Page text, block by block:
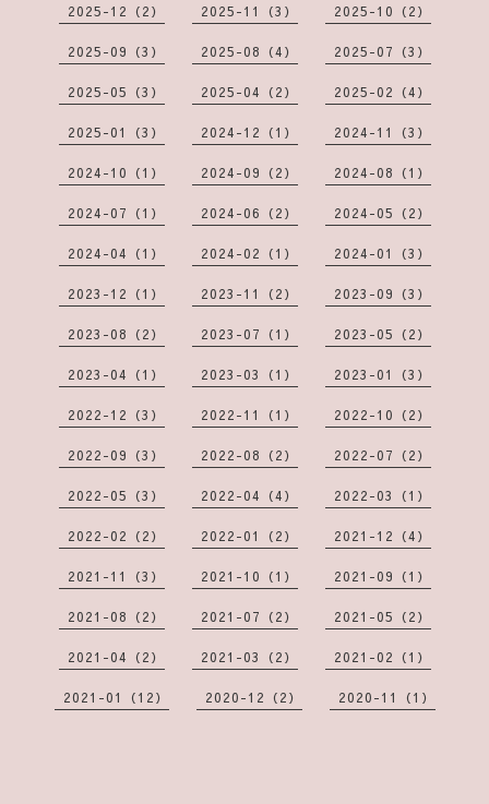
2025-12（2） 2025-11（3） 2025-10（2）
2025-09（3） 2025-08（4） 2025-07（3）
2025-05（3） 2025-04（2） 2025-02（4）
2025-01（3） 2024-12（1） 2024-11（3）
2024-10（1） 2024-09（2） 2024-08（1）
2024-07（1） 2024-06（2） 2024-05（2）
2024-04（1） 2024-02（1） 2024-01（3）
2023-12（1） 2023-11（2） 2023-09（3）
2023-08（2） 2023-07（1） 2023-05（2）
2023-04（1） 2023-03（1） 2023-01（3）
2022-12（3） 2022-11（1） 2022-10（2）
2022-09（3） 2022-08（2） 2022-07（2）
2022-05（3） 2022-04（4） 2022-03（1）
2022-02（2） 2022-01（2） 2021-12（4）
2021-11（3） 2021-10（1） 2021-09（1）
2021-08（2） 2021-07（2） 2021-05（2）
2021-04（2） 2021-03（2） 2021-02（1）
2021-01（12） 2020-12（2） 2020-11（1）